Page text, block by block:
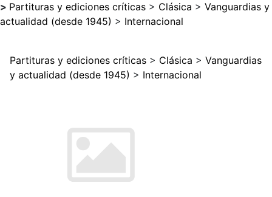
> Partituras y ediciones críticas > Clásica > Vanguardias y
actualidad (desde 1945) > Internacional
Partituras y ediciones críticas > Clásica > Vanguardias
y actualidad (desde 1945) > Internacional